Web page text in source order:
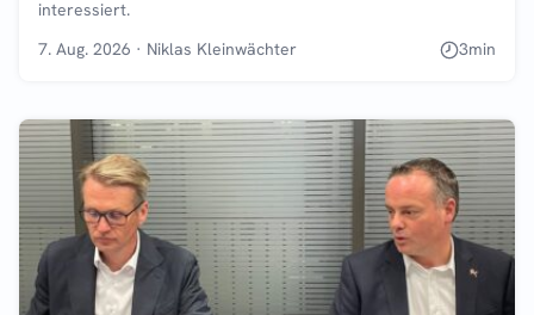
interessiert.
7. Aug. 2026 · Niklas Kleinwächter 3min